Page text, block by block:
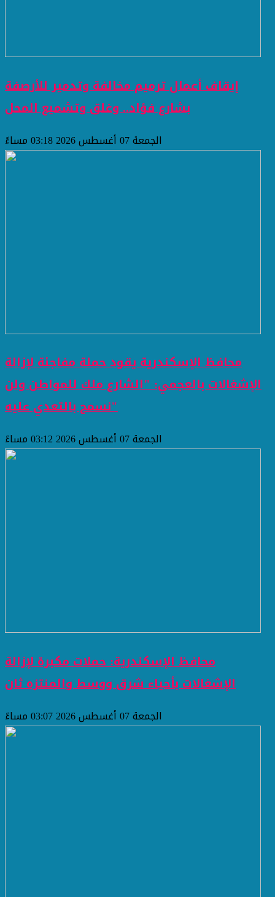
إيقاف أعمال ترميم مخالفة وتدمير للأرصفة
بشارع فؤاد.. وغلق وتشميع المحل
الجمعة 07 أغسطس 2026 03:18 مساءً
محافظ الإسكندرية يقود حملة مفاجئة لإزالة
الإشغالات بالعجمي: "الشارع ملك للمواطن ولن
نسمح بالتعدي عليه"
الجمعة 07 أغسطس 2026 03:12 مساءً
محافظ الإسكندرية: حملات مكبرة لإزالة
الإشغالات بأحياء شرق ووسط والمنتزه ثان
الجمعة 07 أغسطس 2026 03:07 مساءً